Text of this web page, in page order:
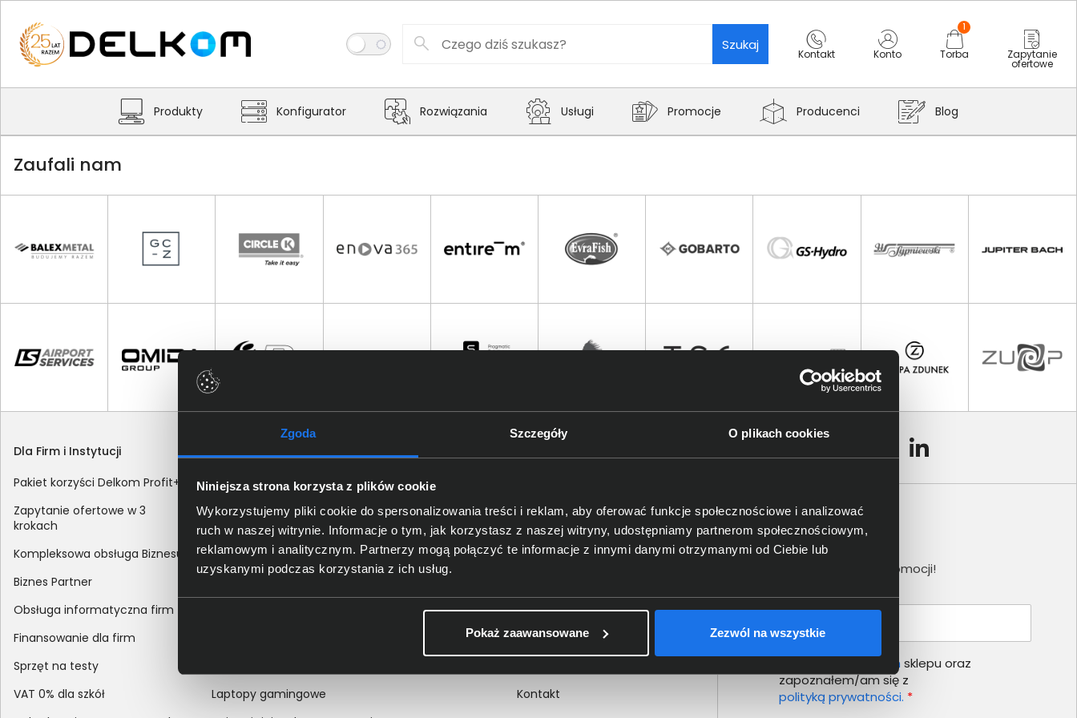
Zgoda Szczegóły O plikach cookies
Niniejsza strona korzysta z plików cookie
Wykorzystujemy pliki cookie do spersonalizowania treści i reklam, aby oferować funkcje społecznościowe i analizować
ruch w naszej witrynie. Informacje o tym, jak korzystasz z naszej witryny, udostępniamy partnerom społecznościowym,
reklamowym i analitycznym. Partnerzy mogą połączyć te informacje z innymi danymi otrzymanymi od Ciebie lub
uzyskanymi podczas korzystania z ich usług.
Pokaż zaawansowane Zezwól na wszystkie
Szukaj
Kontakt Konto
1
Torba Zapytanie
ofertowe
Produkty Konfigurator Rozwiązania Usługi Promocje Producenci Blog
Zaufali nam
Dla Firm i Instytucji
Pakiet korzyści Delkom Profit+
Zapytanie ofertowe w 3
krokach
Kompleksowa obsługa Biznesu
Biznes Partner
Obsługa informatyczna firm
Finansowanie dla firm
Sprzęt na testy
VAT 0% dla szkół
Zakupy
Sposoby dostawy
Metody płatności
Zakup z dofinansowaniem
Odroczony termin płatności
Korekta danych nabywcy na dokumencie
Laptopy gamingowe
Certyfikaty i autoryzacje
Nagrody i wyróżnienia
Polityka prywatności
wewnętrznych
Kontakt
Newsletter
Nie przegap żadnej promocji!
regulamin sklepu oraz
zapoznałem/am się z
polityką prywatności. *